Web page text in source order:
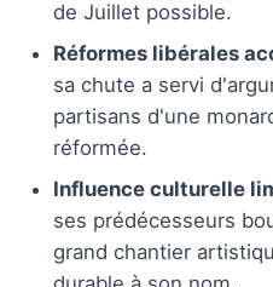
de Juillet possible.
Réformes libérales
sa chute a servi
partisans d'une
réformée.
Influence culturelle
ses prédécesseurs
grand chantier